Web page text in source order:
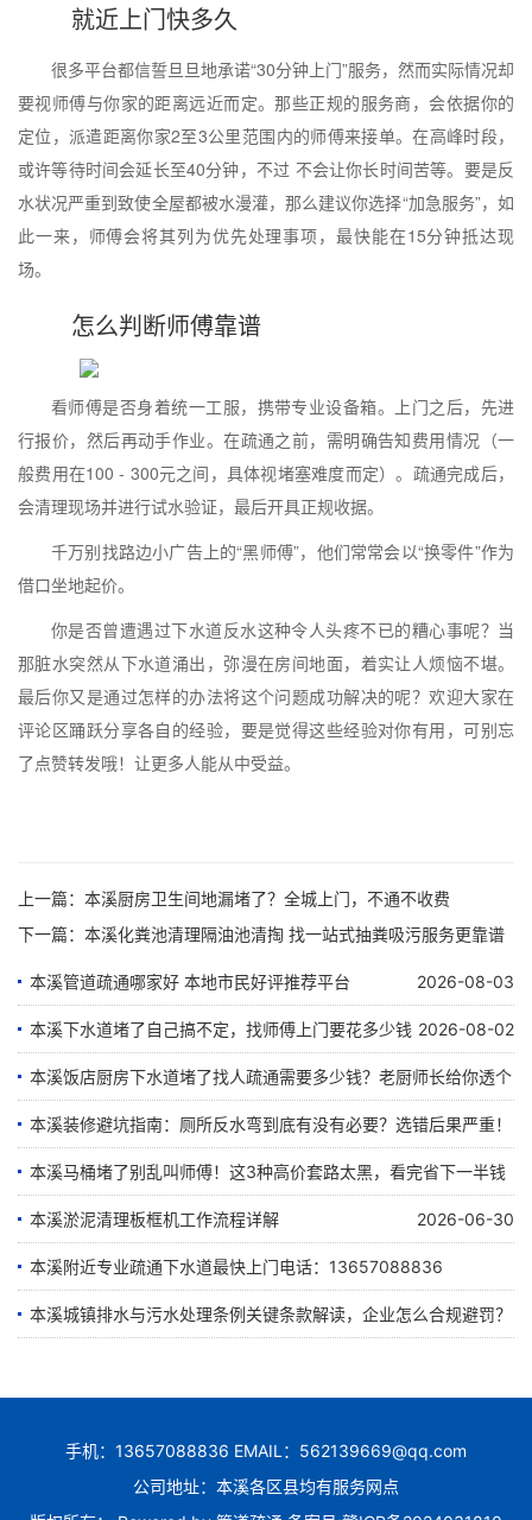
就近上门快多久
很多平台都信誓旦旦地承诺“30分钟上门”服务，然而实际情况却
要视师傅与你家的距离远近而定。那些正规的服务商，会依据你的
定位，派遣距离你家2至3公里范围内的师傅来接单。在高峰时段，
或许等待时间会延长至40分钟，不过 不会让你长时间苦等。要是反
水状况严重到致使全屋都被水漫灌，那么建议你选择“加急服务”，如
此一来，师傅会将其列为优先处理事项，最快能在15分钟抵达现
场。
怎么判断师傅靠谱
看师傅是否身着统一工服，携带专业设备箱。上门之后，先进
行报价，然后再动手作业。在疏通之前，需明确告知费用情况（一
般费用在100 - 300元之间，具体视堵塞难度而定）。疏通完成后，
会清理现场并进行试水验证，最后开具正规收据。
千万别找路边小广告上的“黑师傅”，他们常常会以“换零件”作为
借口坐地起价。
你是否曾遭遇过下水道反水这种令人头疼不已的糟心事呢？当
那脏水突然从下水道涌出，弥漫在房间地面，着实让人烦恼不堪。
最后你又是通过怎样的办法将这个问题成功解决的呢？欢迎大家在
评论区踊跃分享各自的经验，要是觉得这些经验对你有用，可别忘
了点赞转发哦！让更多人能从中受益。
上一篇： 本溪厨房卫生间地漏堵了？全城上门，不通不收费
下一篇： 本溪化粪池清理隔油池清掏 找一站式抽粪吸污服务更靠谱
本溪管道疏通哪家好 本地市民好评推荐平台 2026-08-03
本溪下水道堵了自己搞不定，找师傅上门要花多少钱 2026-08-02
本溪饭店厨房下水道堵了找人疏通需要多少钱？老厨师长给你透个
底
2026-07-25
本溪装修避坑指南：厕所反水弯到底有没有必要？选错后果严重！
2026-07-21
本溪马桶堵了别乱叫师傅！这3种高价套路太黑，看完省下一半钱
2026-07-12
本溪淤泥清理板框机工作流程详解 2026-06-30
本溪附近专业疏通下水道最快上门电话：13657088836
2026-06-28
本溪城镇排水与污水处理条例关键条款解读，企业怎么合规避罚？
手机：13657088836 EMAIL：562139669@qq.com
公司地址：本溪各区县均有服务网点